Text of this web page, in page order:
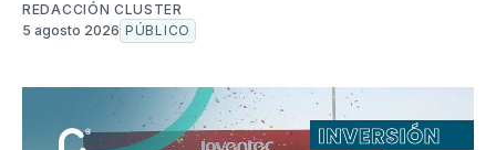
REDACCIÓN CLUSTER
5 agosto 2026 PÚBLICO